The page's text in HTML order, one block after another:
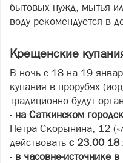
бытовых нужд, мытья
воду рекомендуется в
Крещенские
В ночь с 18 на 19
купания в прорубях
традиционно будут
- на Саткинском
Петра Скорынина, 12
действовать с 23.00 18
- в часовне-источнике